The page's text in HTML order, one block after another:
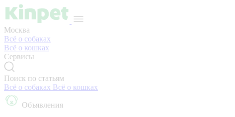
Москва
Всё о собаках
Всё о кошках
Сервисы
Поиск по статьям
Всё о собаках Всё о кошках
Объявления